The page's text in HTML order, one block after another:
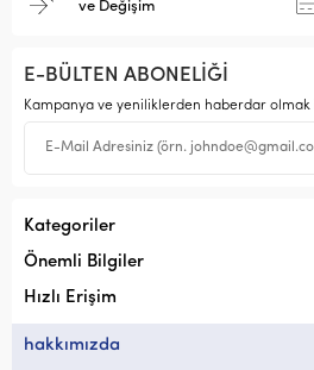
ve Değişim
E-BÜLTEN ABONELİĞİ
Kampanya ve yeniliklerden haberdar
Kategoriler
Önemli Bilgiler
Hızlı Erişim
hakkımızda